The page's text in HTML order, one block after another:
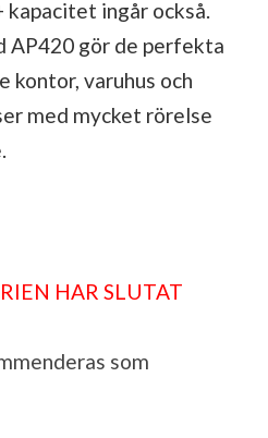
ingår också.
AP420 gör de perfekta
varuhus och
med mycket rörelse
HAR SLUTAT
som